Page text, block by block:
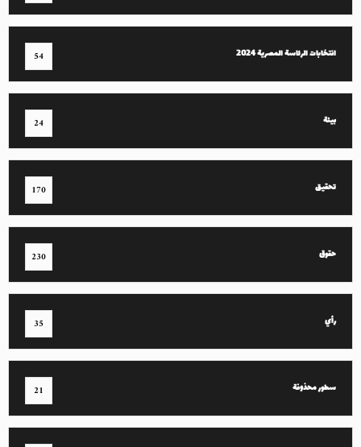
انتخابات الرئاسة المصرية 2024 54
بيئة 24
تحقيق 170
حقوق 230
رأي 35
سطور محذوفة 21